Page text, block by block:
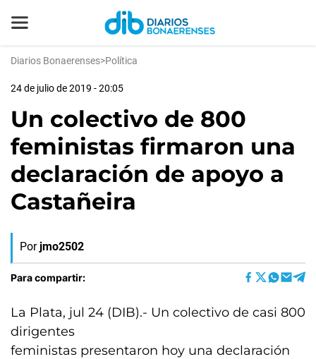
Diarios Bonaerenses>Política
24 de julio de 2019 - 20:05
Un colectivo de 800
feministas firmaron una
declaración de apoyo a
Castañeira
Por jmo2502
Para compartir:
La Plata, jul 24 (DIB).- Un colectivo de casi 800
dirigentes
feministas presentaron hoy una declaración